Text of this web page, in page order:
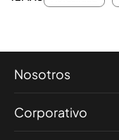
Nosotros
Corporativo